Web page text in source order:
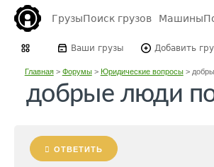
ГрузыПоиск грузов Машины
Ваши грузы Добавить
Главная> Форумы> Юридические вопросы>
добрые люди
ОТВЕТИТЬ